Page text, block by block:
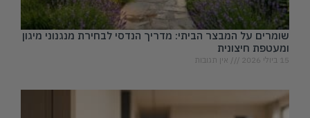
שומרים על המבצר הביתי: מדריך הנדסי לבחירת מנגנוני מיגון
ומעטפת חיצונית
15 ביולי 2026 אין תגובות